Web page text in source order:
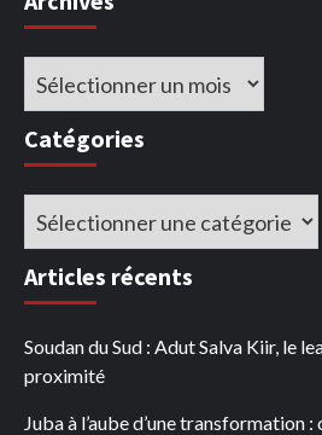
Archives
Catégories
Catégories
Articles récents
Soudan du Sud : Adut Salva Kiir, le
proximité
Juba à l’aube d’une transformation